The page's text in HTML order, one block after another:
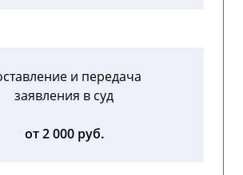
и передача
заявления в суд
от 2 000 руб.